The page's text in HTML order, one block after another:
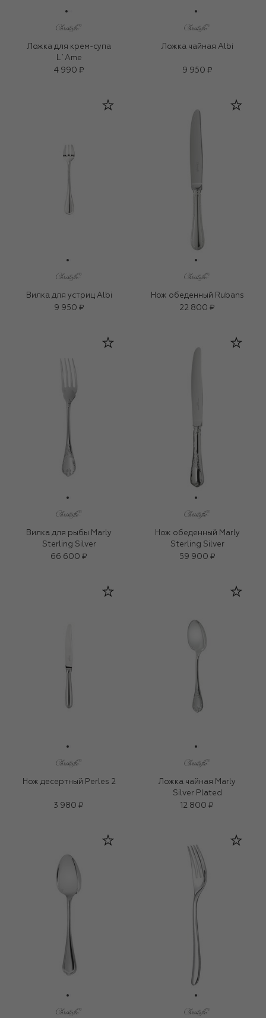
Ложка для крем-супа
L`Ame
4 990 ₽
Ложка чайная Albi
9 950 ₽
Вилка для устриц Albi
9 950 ₽
Нож обеденный Rubans
22 800 ₽
Вилка для рыбы Marly
Sterling Silver
66 600 ₽
Нож обеденный Marly
Sterling Silver
59 900 ₽
Нож десертный Perles 2
3 980 ₽
Ложка чайная Marly
Silver Plated
12 800 ₽